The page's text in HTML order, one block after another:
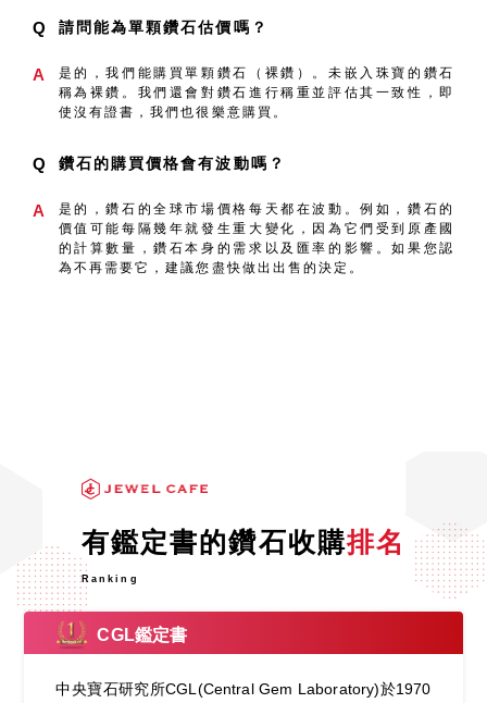
Q 請問能為單顆鑽石估價嗎？
A
是的，我們能購買單顆鑽石（裸鑽）。未嵌入珠寶的鑽石
稱為裸鑽。我們還會對鑽石進行稱重並評估其一致性，即
使沒有證書，我們也很樂意購買。
Q 鑽石的購買價格會有波動嗎？
A
是的，鑽石的全球市場價格每天都在波動。例如，鑽石的
價值可能每隔幾年就發生重大變化，因為它們受到原產國
的計算數量，鑽石本身的需求以及匯率的影響。如果您認
為不再需要它，建議您盡快做出出售的決定。
有鑑定書的鑽石收購排名
Ranking
CGL鑑定書
中央寶石研究所CGL(Central Gem Laboratory)於1970